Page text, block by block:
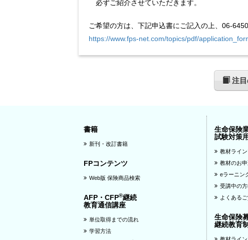
必ずご紹介させていただきます。
ご希望の方は、下記申込書にご記入の上、06-
https://www.fps-net.com/topics/pdf/
注目
書籍
新刊・改訂書籍
FPコンテンツ
Web版 保険商品検索
AFP・CFP®継続
教育通信講座
単位取得までの流れ
学習方法
生命保険
試験対策
教材ライ
教材のお
eラーニン
受講中の
よくある
生命保険
継続教育